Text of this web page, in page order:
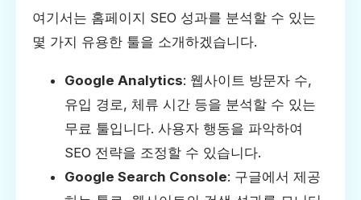
여기서는 홈페이지 SEO 성과를 분석할 수 있는
몇 가지 유용한 툴을 소개하겠습니다.
Google Analytics: 웹사이트 방문자 수,
유입 경로, 체류 시간 등을 분석할 수 있는
무료 툴입니다. 사용자 행동을 파악하여
SEO 전략을 조정할 수 있습니다.
Google Search Console: 구글에서 제공